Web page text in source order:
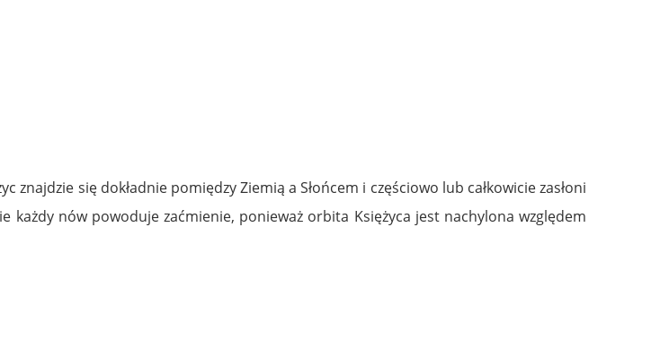
się dokładnie pomiędzy Ziemią a Słońcem i częściowo lub całkowicie zasłoni
każdy nów powoduje zaćmienie, ponieważ orbita Księżyca jest nachylona względem